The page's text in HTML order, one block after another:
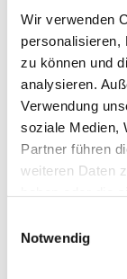
Wir verwenden
personalisieren,
zu können und
analysieren.
Verwendung
soziale Medien,
Partner führen
weiteren Daten
Notwendig
Shime-daiko
Eine kleinere
Nagauta-
hält den
aber auch ein